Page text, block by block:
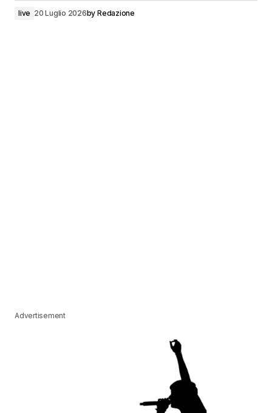
live 20 Luglio 2026by Redazione
Advertisement